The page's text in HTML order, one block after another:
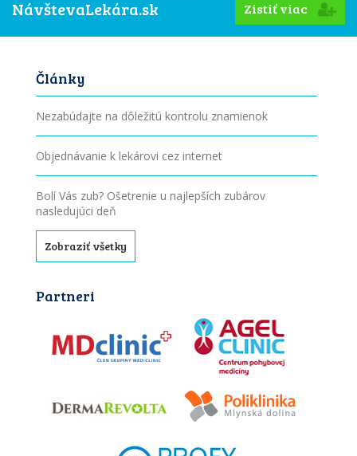
NávštevaLekára.sk
Zistiť viac
Články
Nezabúdajte na dôležitú kontrolu znamienok
Objednávanie k lekárovi cez internet
Bolí Vás zub? Ošetrenie u najlepších zubárov
nasledujúci deň
Zobraziť všetky
Partneri